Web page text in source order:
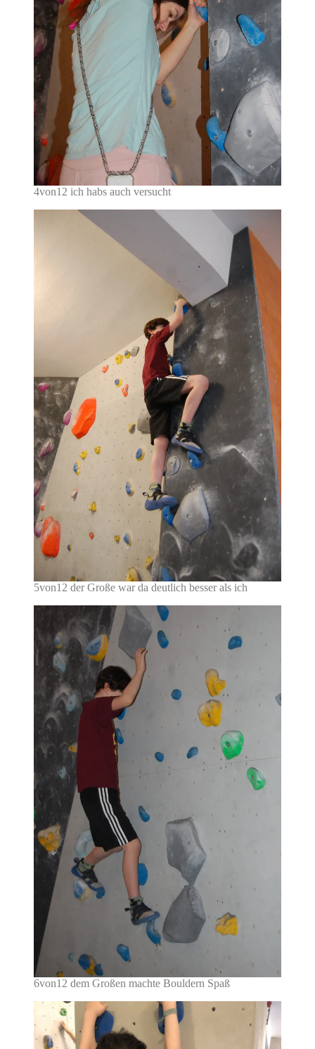
4von12 ich habs auch versucht
5von12 der Große war da deutlich besser als ich
6von12 dem Großen machte Bouldern Spaß